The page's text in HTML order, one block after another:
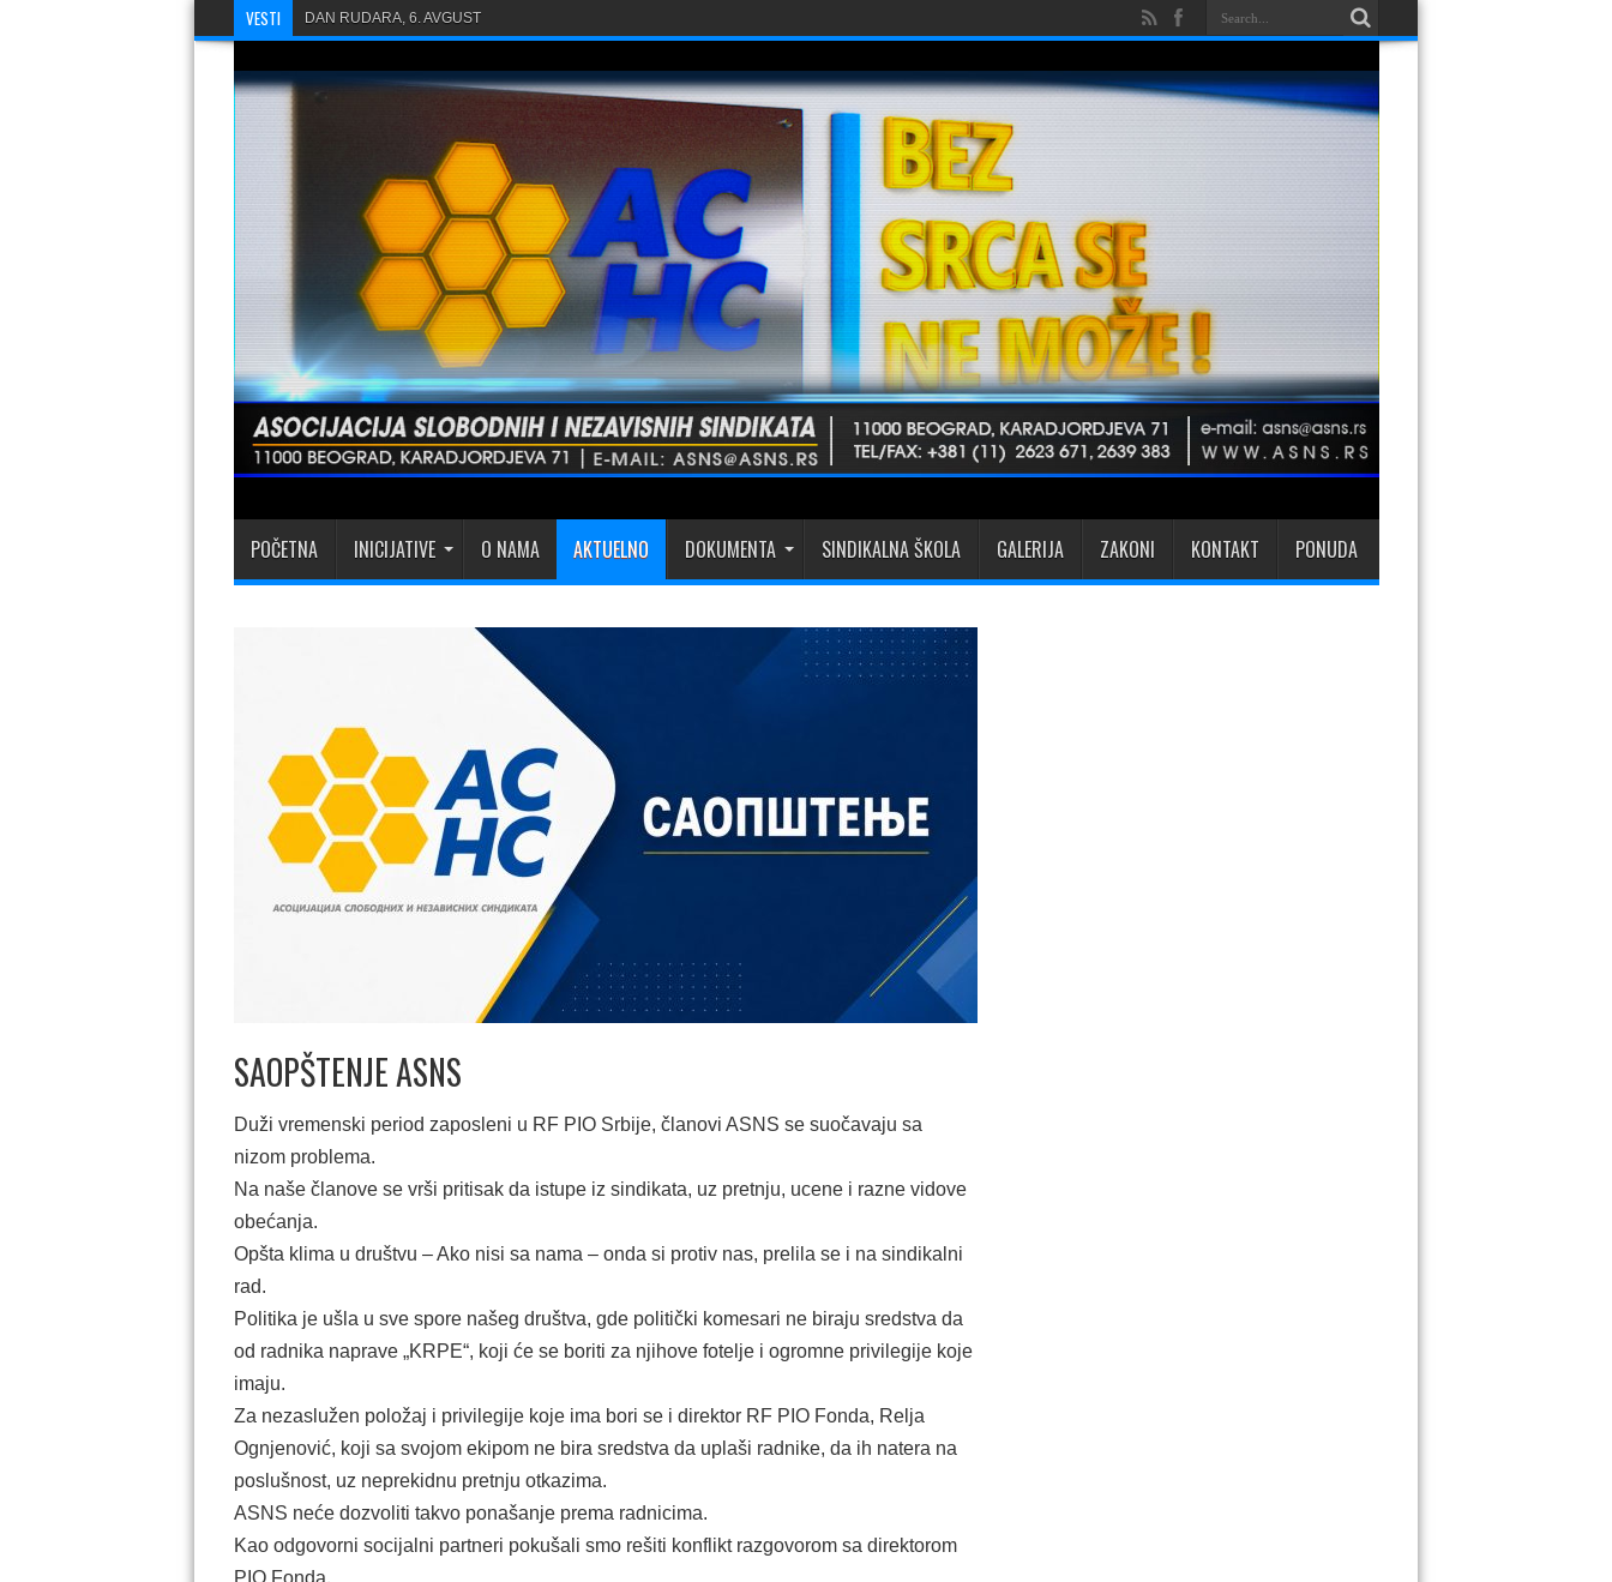
VESTI ASNS PODNEO
POČETNA INICIJATIVE O NAMA AKTUELNO DOKUMENTA SINDIKALNA ŠKOLA GALERIJA ZAKONI KONTAKT PONUDA
SAOPŠTENJE ASNS
Duži vremenski period zaposleni u RF PIO Srbije, članovi ASNS se suočavaju sa
nizom problema.
Na naše članove se vrši pritisak da istupe iz sindikata, uz pretnju, ucene i razne vidove
obećanja.
Opšta klima u društvu – Ako nisi sa nama – onda si protiv nas, prelila se i na sindikalni
rad.
Politika je ušla u sve spore našeg društva, gde politički komesari ne biraju sredstva da
od radnika naprave „KRPE“, koji će se boriti za njihove fotelje i ogromne privilegije koje
imaju.
Za nezaslužen položaj i privilegije koje ima bori se i direktor RF PIO Fonda, Relja
Ognjenović, koji sa svojom ekipom ne bira sredstva da uplaši radnike, da ih natera na
poslušnost, uz neprekidnu pretnju otkazima.
ASNS neće dozvoliti takvo ponašanje prema radnicima.
Kao odgovorni socijalni partneri pokušali smo rešiti konflikt razgovorom sa direktorom